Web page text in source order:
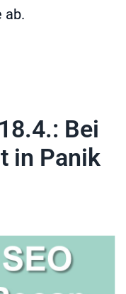
ab.
Bei
in Panik